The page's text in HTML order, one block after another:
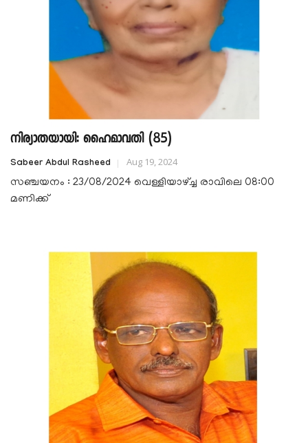
നിര്യാതയായി: ഹൈമാവതി (85)
Sabeer Abdul Rasheed
Aug 19, 2024
സഞ്ചയനം : 23/08/2024 വെള്ളിയാഴ്ച്ച രാവിലെ 08:00
മണിക്ക്